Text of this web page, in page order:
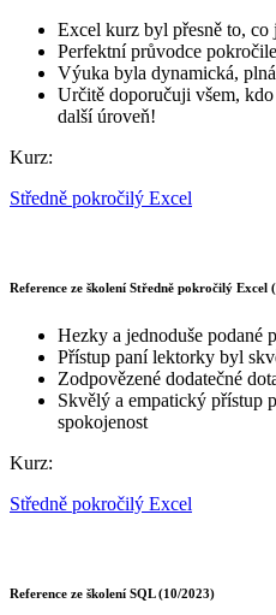
Excel kurz byl přesně to, co
Perfektní průvodce
Výuka byla dynamická,
Určitě doporučuji všem,
další úroveň!
Kurz:
Středně pokročilý Excel
Reference ze školení Středně pokročilý Excel
Hezky a jednoduše podané
Přístup paní lektorky byl
Zodpovězené dodatečné
Skvělý a empatický přístup
spokojenost
Kurz:
Středně pokročilý Excel
Reference ze školení SQL (10/2023)